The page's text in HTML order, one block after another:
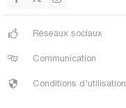
Sakarya
Samsun
Şanlıurfa
Siirt
Réseaux sociaux
Communication
Conditions d'utilisation